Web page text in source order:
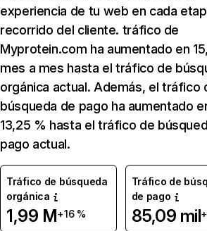
experiencia de tu web en cada
recorrido del cliente. tráfico de
Myprotein.com ha aumentado en
mes a mes hasta el tráfico de
orgánica actual. Además, el tráfico
búsqueda de pago ha aumentado
13,25 % hasta el tráfico de
pago actual.
Tráfico de búsqueda
orgánica
1,99 M+16 %
Tráfico de
de pago
85,09 mil